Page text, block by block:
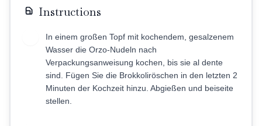
Instructions
In einem großen Topf mit kochendem, gesalzenem
Wasser die Orzo-Nudeln nach
Verpackungsanweisung kochen, bis sie al dente
sind. Fügen Sie die Brokkoliröschen in den letzten 2
Minuten der Kochzeit hinzu. Abgießen und beiseite
stellen.